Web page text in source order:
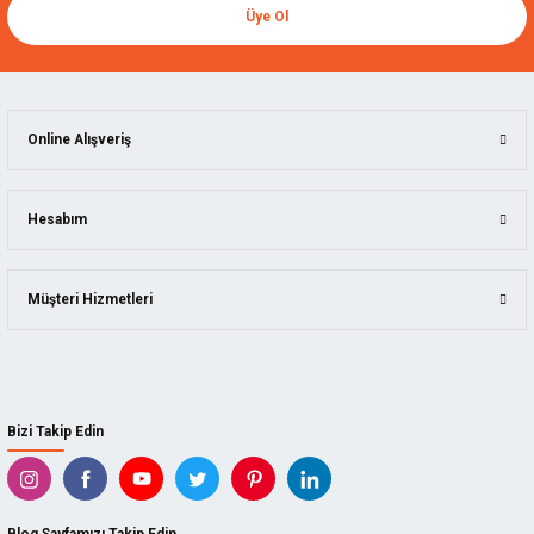
Üye Ol
Bizi Takip Edin
Online Alışveriş
Hesabım
Müşteri Hizmetleri